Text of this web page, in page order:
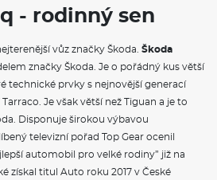
pruhu (Lane Assist+), asistent pro
asistent
- rodinný sen
vůz značky Škoda. Škoda
značky Škoda. Je o pořádný kus větší
technické prvky s nejnovější generací
Je však větší než Tiguan a je to
Disponuje širokou výbavou
televizní pořad Top Gear ocenil
automobil pro velké rodiny” již na
získal titul Auto roku 2017 v České